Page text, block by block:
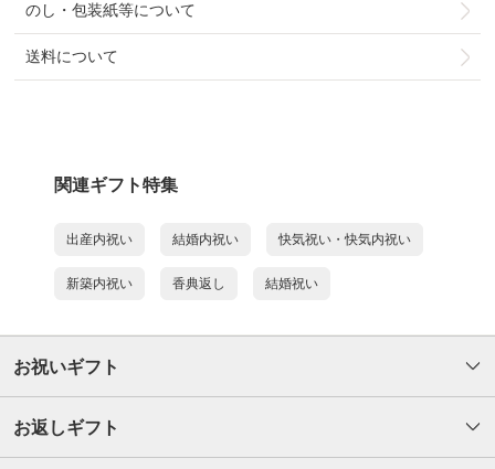
のし・包装紙等について
送料について
関連ギフト特集
出産内祝い 結婚内祝い 快気祝い・快気内祝い
新築内祝い 香典返し 結婚祝い
お祝いギフト
お返しギフト